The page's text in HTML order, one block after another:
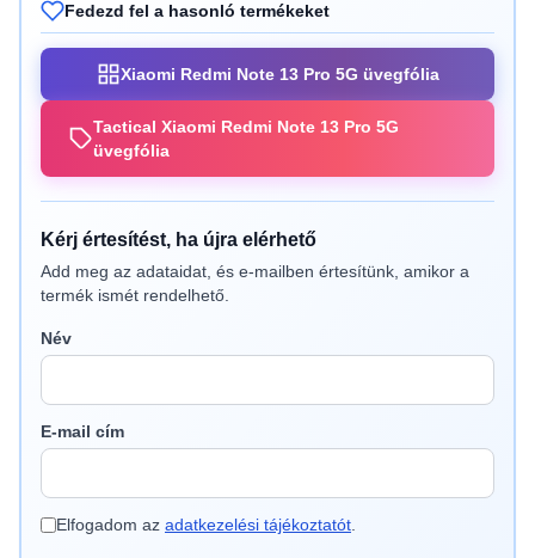
Fedezd fel a hasonló termékeket
Xiaomi Redmi Note 13 Pro 5G üvegfólia
Tactical Xiaomi Redmi Note 13 Pro 5G
üvegfólia
Kérj értesítést, ha újra elérhető
Add meg az adataidat, és e-mailben értesítünk, amikor a
termék ismét rendelhető.
Név
E-mail cím
Elfogadom az adatkezelési tájékoztatót